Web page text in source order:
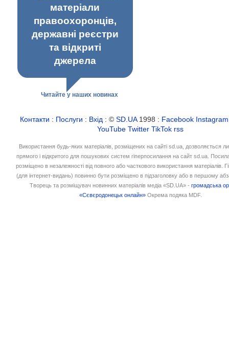
матеріали
правоохоронців,
державні реєстри
та відкриті
джерела
Читайте у наших новинах
Контакти : Послуги : Вхід : ©SD.UA1998 : Facebook Instagram
YouTube Twitter TikTok rss
Використання будь-яких матеріалів, розміщених на сайті sd.ua, дозволяється
прямого і відкритого для пошукових систем гіперпосилання на сайт sd.ua.
розміщено в незалежності від повного або часткового використання матеріалів.
(для інтернет-видань) повинно бути розміщено в підзаголовку або в першому
Творець та розміщувач новинних матеріалів медіа «SD.UA» -громадська
«Сєвєродонецьк онлайн» Окрема подяка MDF.